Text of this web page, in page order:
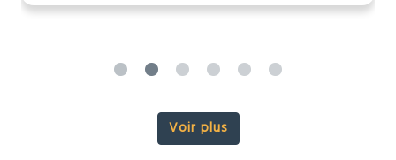
Voir plus